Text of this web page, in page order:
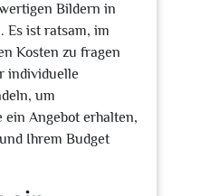
Bildern in
Es ist ratsam, im
Kosten zu fragen
individuelle
um
ein Angebot erhalten,
Ihrem Budget